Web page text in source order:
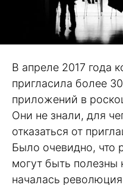
В апреле 2017 года
пригласила более
приложений в
Они не знали, для
отказаться от
Было очевидно, что
могут быть полезны
началась